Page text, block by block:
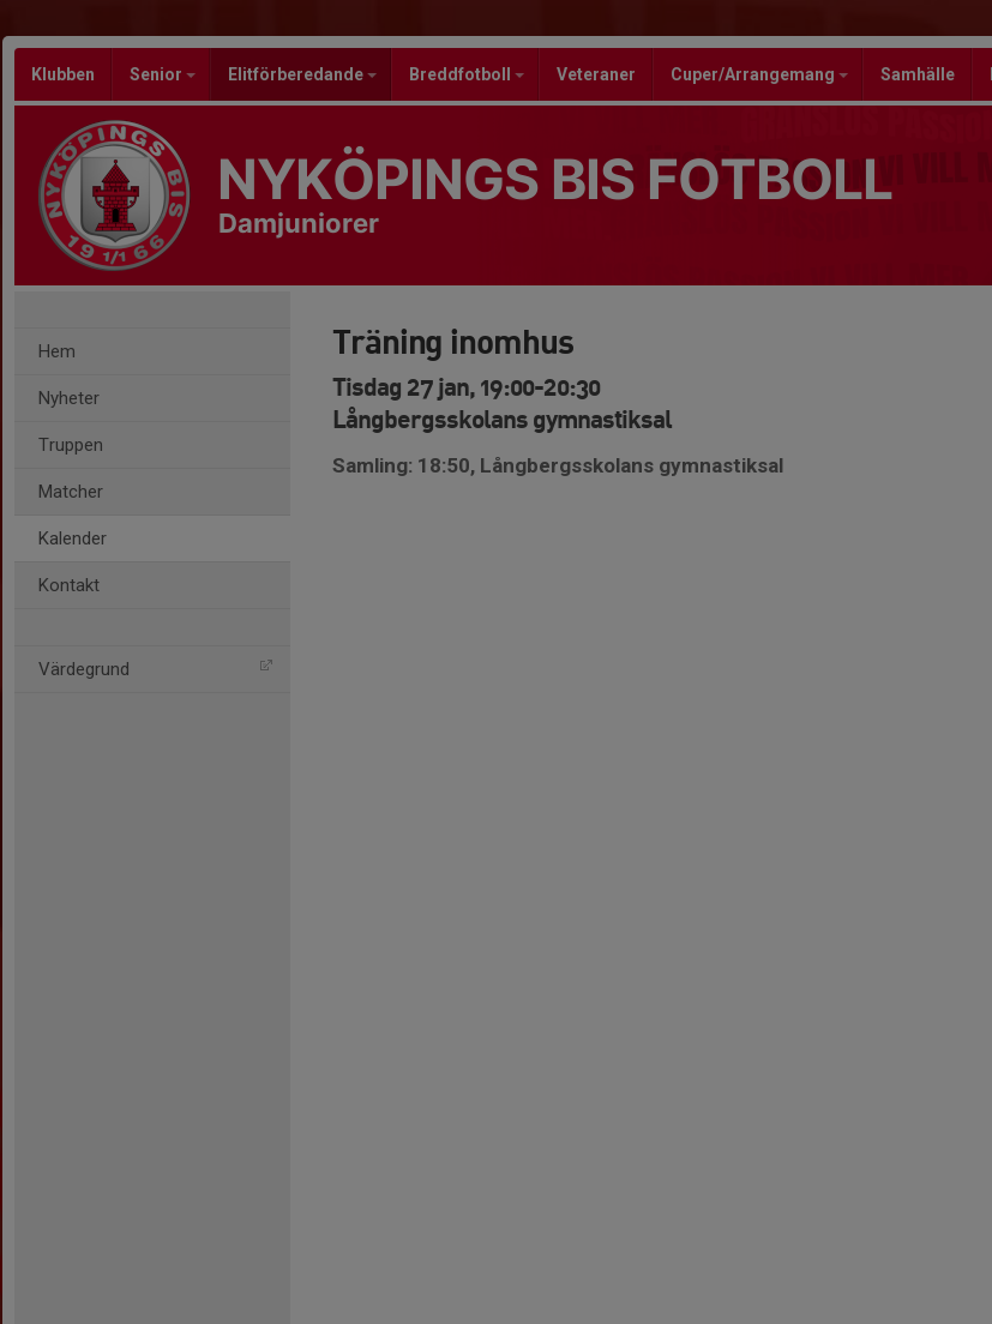
Klubben Senior Elitförberedande Breddfotboll Veteraner Cuper/Arrangemang Samhälle
NYKÖPINGS BIS FOTBOLL
Damjuniorer
Hem
Nyheter
Truppen
Matcher
Kalender
Kontakt
Värdegrund
Träning inomhus
Tisdag 27 jan, 19:00-20:30
Långbergsskolans gymnastiksal
Samling: 18:50, Långbergsskolans gymnastiksal